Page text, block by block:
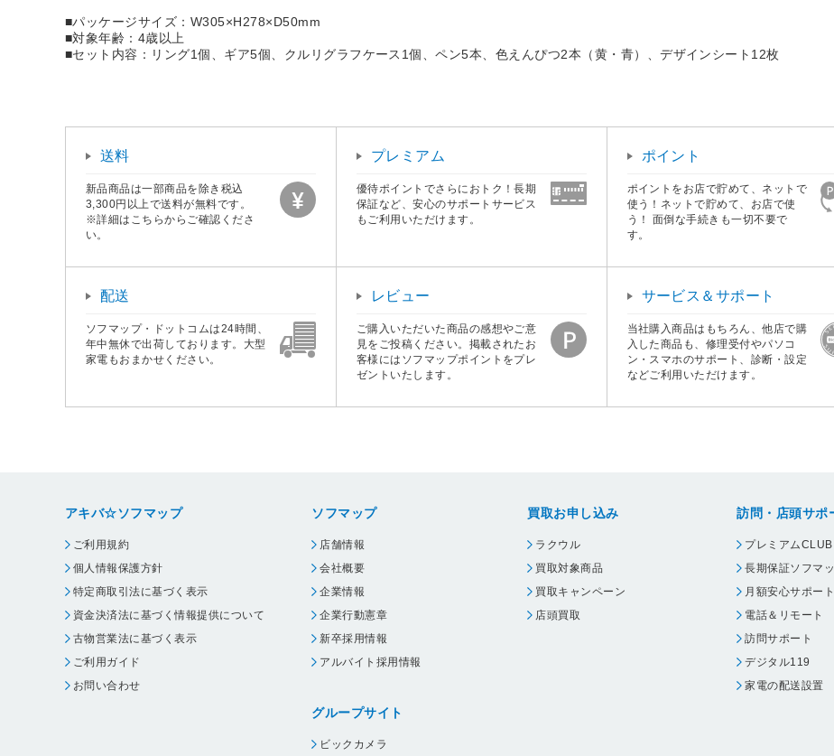
■パッケージサイズ：W305×H278×D50mm
■対象年齢：4歳以上
■セット内容：リング1個、ギア5個、クルリグラフケース1個、ペン5本、色えんぴつ2本（黄・青）、デザインシート12枚
送料
新品商品は一部商品を除き税込
3,300円以上で送料が無料です。
※詳細はこちらからご確認くださ
い。
プレミアム
優待ポイントでさらにおトク！長期
保証など、安心のサポートサービス
もご利用いただけます。
ポイント
ポイントをお店で貯めて、ネットで
使う！ネットで貯めて、お店で使
う！ 面倒な手続きも一切不要で
す。
配送
ソフマップ・ドットコムは24時間、
年中無休で出荷しております。大型
家電もおまかせください。
レビュー
ご購入いただいた商品の感想やご意
見をご投稿ください。掲載されたお
客様にはソフマップポイントをプレ
ゼントいたします。
サービス＆サポート
当社購入商品はもちろん、他店で購
入した商品も、修理受付やパソコ
ン・スマホのサポート、診断・設定
などご利用いただけます。
アキバ☆ソフマップ
ご利用規約
個人情報保護方針
特定商取引法に基づく表示
資金決済法に基づく情報提供について
古物営業法に基づく表示
ご利用ガイド
お問い合わせ
ソフマップ
店舗情報
会社概要
企業情報
企業行動憲章
新卒採用情報
アルバイト採用情報
グループサイト
ビックカメラ
買取お申し込み
ラクウル
買取対象商品
買取キャンペーン
店頭買取
訪問・店頭サポ
プレミアム
長期保証ソフマ
月額安心サポート
電話＆リモート
訪問サポート
デジタル119
家電の配送設置